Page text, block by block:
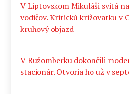
V Liptovskom Mikuláši svitá
vodičov. Kritickú križovatku v
kruhový objazd
V Ružomberku dokončili
stacionár. Otvoria ho už v